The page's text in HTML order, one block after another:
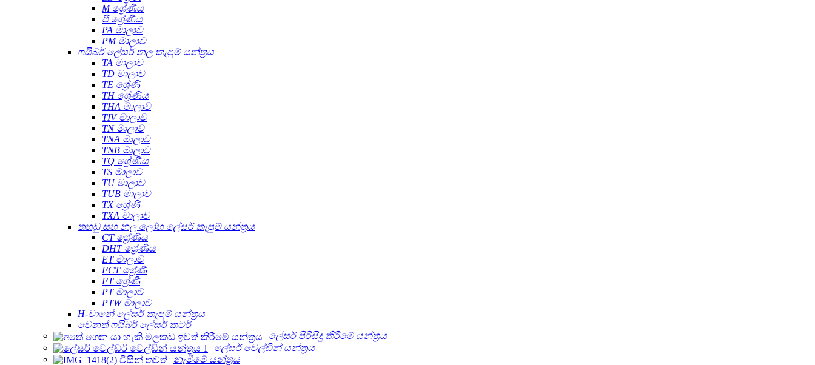
M ශ්‍රේණිය
පී ශ්‍රේණිය
PA මාලාව
PM මාලාව
ෆයිබර් ලේසර් නල කැපුම් යන්ත්‍රය
TA මාලාව
TD මාලාව
TE ශ්‍රේණි
TH ශ්‍රේණිය
THA මාලාව
TIV මාලාව
TN මාලාව
TNA මාලාව
TNB මාලාව
TQ ශ්‍රේණිය
TS මාලාව
TU මාලාව
TUB මාලාව
TX ශ්‍රේණි
TXA මාලාව
තහඩු සහ නල ලෝහ ලේසර් කැපුම් යන්ත්‍රය
CT ශ්‍රේණිය
DHT ශ්‍රේණිය
ET මාලාව
FCT ශ්‍රේණි
FT ශ්‍රේණි
PT මාලාව
PTW මාලාව
H-වානේ ලේසර් කැපුම් යන්ත්‍රය
වෙනත් ෆයිබර් ලේසර් කටර්
ලේසර් පිරිසිදු කිරීමේ යන්ත්‍රය
ලේසර් වෙල්ඩින් යන්ත්‍රය
නැමීමේ යන්ත්‍රය